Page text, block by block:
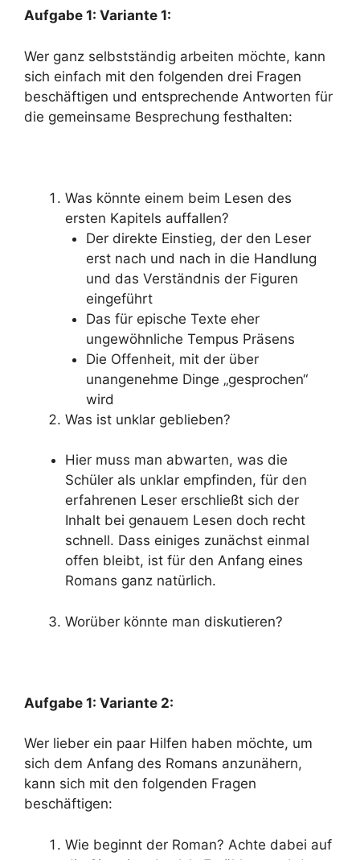
Aufgabe 1: Variante 1:
Wer ganz selbstständig arbeiten möchte, kann
sich einfach mit den folgenden drei Fragen
beschäftigen und entsprechende Antworten für
die gemeinsame Besprechung festhalten:
Was könnte einem beim Lesen des
ersten Kapitels auffallen?
Der direkte Einstieg, der den Leser
erst nach und nach in die Handlung
und das Verständnis der Figuren
eingeführt
Das für epische Texte eher
ungewöhnliche Tempus Präsens
Die Offenheit, mit der über
unangenehme Dinge „gesprochen“
wird
Was ist unklar geblieben?
Hier muss man abwarten, was die
Schüler als unklar empfinden, für den
erfahrenen Leser erschließt sich der
Inhalt bei genauem Lesen doch recht
schnell. Dass einiges zunächst einmal
offen bleibt, ist für den Anfang eines
Romans ganz natürlich.
Worüber könnte man diskutieren?
Aufgabe 1: Variante 2:
Wer lieber ein paar Hilfen haben möchte, um
sich dem Anfang des Romans anzunähern,
kann sich mit den folgenden Fragen
beschäftigen:
Wie beginnt der Roman? Achte dabei auf